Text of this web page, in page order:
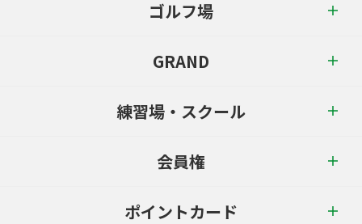
ゴルフ場
GRAND
練習場・スクール
会員権
ポイントカード